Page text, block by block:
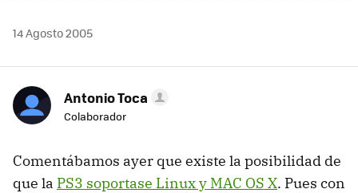
14 Agosto 2005
Antonio Toca
Colaborador
Comentábamos ayer que existe la posibilidad de
que la PS3 soportase Linux y MAC OS X. Pues con